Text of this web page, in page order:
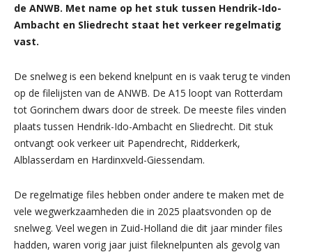
de ANWB. Met name op het stuk tussen Hendrik-Ido-
Ambacht en Sliedrecht staat het verkeer regelmatig
vast.
De snelweg is een bekend knelpunt en is vaak terug te vinden
op de filelijsten van de ANWB. De A15 loopt van Rotterdam
tot Gorinchem dwars door de streek. De meeste files vinden
plaats tussen Hendrik-Ido-Ambacht en Sliedrecht. Dit stuk
ontvangt ook verkeer uit Papendrecht, Ridderkerk,
Alblasserdam en Hardinxveld-Giessendam.
De regelmatige files hebben onder andere te maken met de
vele wegwerkzaamheden die in 2025 plaatsvonden op de
snelweg. Veel wegen in Zuid-Holland die dit jaar minder files
hadden, waren vorig jaar juist fileknelpunten als gevolg van